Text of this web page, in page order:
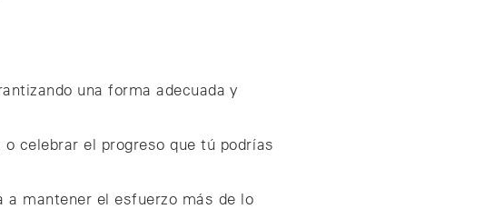
una forma adecuada y
celebrar el progreso que tú podrías
a mantener el esfuerzo más de lo